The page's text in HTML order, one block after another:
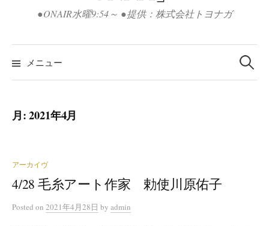
●ONAIR水曜9:54～ ●提供：株式会社トヨナガ
メニュー
検
索:
月:2021年4月
アーカイヴ
4/28 毛糸アート作家 勅使川原佑子
Posted on 2021年4月28日 by admin